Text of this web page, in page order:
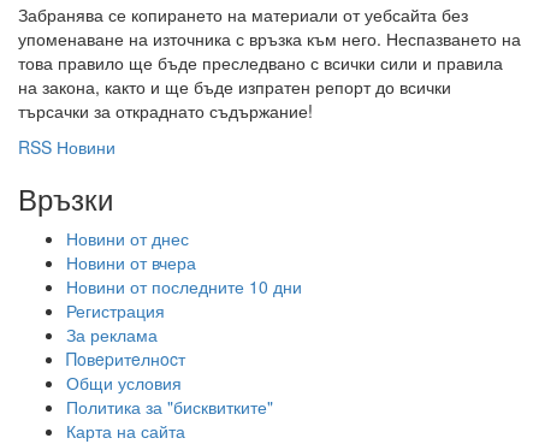
Забранява се копирането на материали от уебсайта без
упоменаване на източника с връзка към него. Неспазването на
това правило ще бъде преследвано с всички сили и правила
на закона, както и ще бъде изпратен репорт до всички
търсачки за откраднато съдържание!
RSS Новини
Връзки
Новини от днес
Новини от вчера
Новини от последните 10 дни
Регистрация
За реклама
Πoвepитeлнocт
Общи условия
Политика за "бисквитките"
Карта на сайта